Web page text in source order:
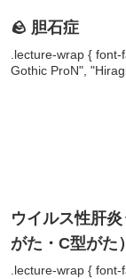
🪨 胆石症
.lecture-wrap {
Gothic ProN",
ウイルス性肝
がた・C型がた）
.lecture-wrap { font-